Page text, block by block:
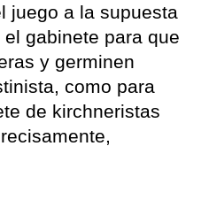
juego a la supuesta
gabinete para que
y germinen
como para
de kirchneristas